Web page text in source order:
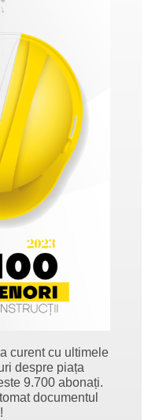
curent cu ultimele
despre piața
9.700 abonați.
documentul